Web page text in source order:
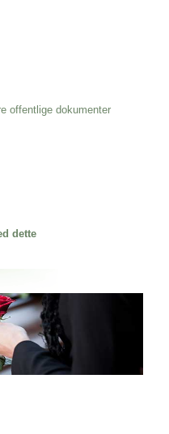
offentlige dokumenter
dette